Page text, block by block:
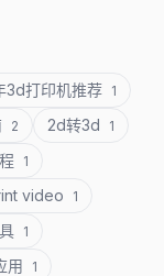
3d打印机推荐 1
2 2d转3d 1
1
video 1
1
用 1